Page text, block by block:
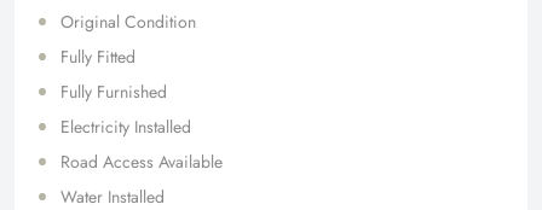
Original Condition
Fully Fitted
Fully Furnished
Electricity Installed
Road Access Available
Water Installed